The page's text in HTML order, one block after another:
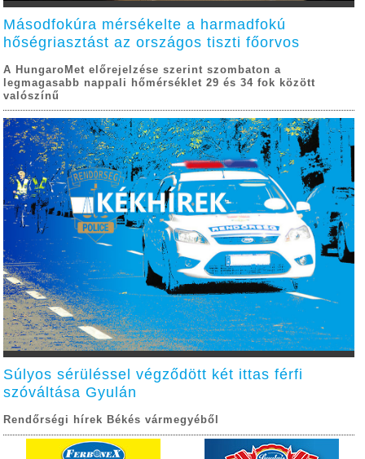
Másodfokúra mérsékelte a harmadfokú
hőségriasztást az országos tiszti főorvos
A HungaroMet előrejelzése szerint szombaton a
legmagasabb nappali hőmérséklet 29 és 34 fok között
valószínű
Súlyos sérüléssel végződött két ittas férfi
szóváltása Gyulán
Rendőrségi hírek Békés vármegyéből